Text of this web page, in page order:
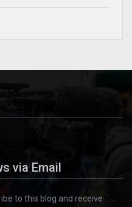
via Email
to this blog and receive